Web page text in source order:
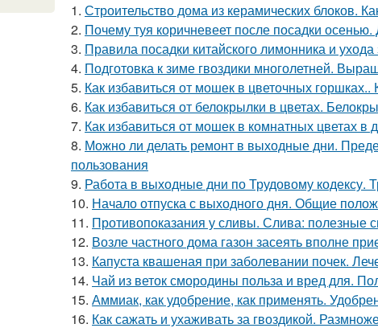
1. Строительство дома из керамических блоков.
2. Почему туя коричневеет после посадки
3. Правила посадки китайского лимонника и
4. Подготовка к зиме гвоздики многолетней.
5. Как избавиться от мошек в цветочных
6. Как избавиться от белокрылки в цветах.
7. Как избавиться от мошек в комнатных цветах
8. Можно ли делать ремонт в выходные дни.
пользования
9. Работа в выходные дни по Трудовому кодексу.
10. Начало отпуска с выходного дня. Общие
11. Противопоказания у сливы. Слива: полезные
12. Возле частного дома газон засеять вполне
13. Капуста квашеная при заболевании почек.
14. Чай из веток смородины польза и вред для.
15. Аммиак, как удобрение, как применять.
16. Как сажать и ухаживать за гвоздикой.